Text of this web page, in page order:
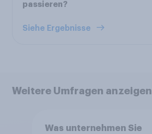
passieren?
Siehe Ergebnisse
Weitere Umfragen anzeigen
Was unternehmen Sie